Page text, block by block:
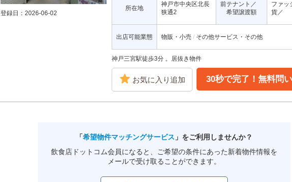
登録日：2026-06-02
所在地
神戸市中央区北長
狭通2
前テナント／
希望譲渡額
ファッ
貨／
出店可能業態 物販・小売 その他サービス・その他
神戸三宮駅徒歩3分 。居抜き物件
お気に入り追加 30秒で完了！無料問
「希望物件マッチングサービス 」をご利用しませんか？
飲食店ドットコム会員になると、ご希望の条件にあった新着物件情報を
メールで受け取ることができます。